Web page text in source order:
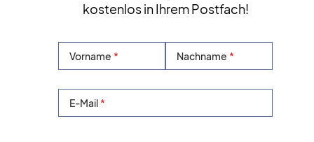
kostenlos in Ihrem Postfach!
Vorname Nachname
E-Mail